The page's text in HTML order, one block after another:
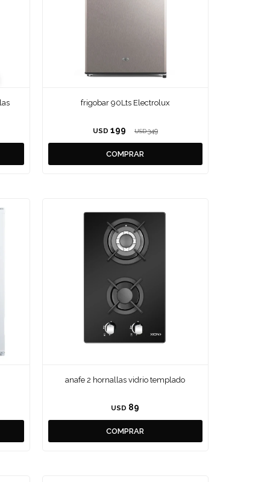
frigobar 90Lts Electrolux
USD 199 USD 349
anafe 2 hornallas vidrio templado
USD 89